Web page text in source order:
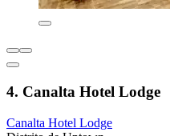
4. Canalta Hotel Lodge
Canalta Hotel Lodge